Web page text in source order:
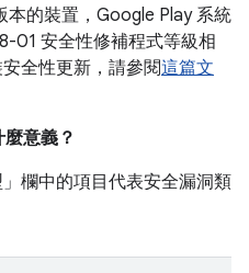
本的裝置，Google Play 系統
01 安全性修補程式等級相
全性更新，請參閱這篇文
意義？
欄中的項目代表安全漏洞類